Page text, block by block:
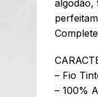
algodão,
– Fio
– 100%